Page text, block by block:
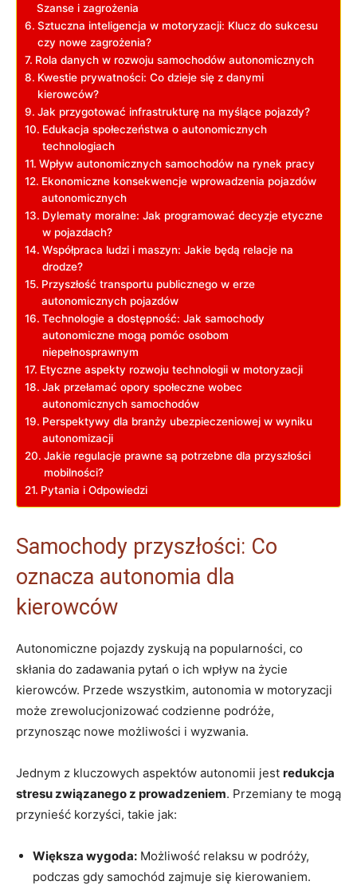
Szanse i zagrożenia
Sztuczna inteligencja w motoryzacji: Klucz do sukcesu
czy nowe zagrożenia?
Rola danych w rozwoju samochodów autonomicznych
Kwestie prywatności: Co dzieje się z danymi
kierowców?
Jak przygotować infrastrukturę na myślące pojazdy?
Edukacja społeczeństwa o autonomicznych
technologiach
Wpływ autonomicznych samochodów na rynek pracy
Ekonomiczne konsekwencje wprowadzenia pojazdów
autonomicznych
Dylematy moralne: Jak programować decyzje etyczne
w pojazdach?
Współpraca ludzi i maszyn: Jakie będą relacje na
drodze?
Przyszłość transportu publicznego w erze
autonomicznych pojazdów
Technologie a dostępność: Jak samochody
autonomiczne mogą pomóc osobom
niepełnosprawnym
Etyczne aspekty rozwoju technologii w motoryzacji
Jak przełamać opory społeczne wobec
autonomicznych samochodów
Perspektywy dla branży ubezpieczeniowej w wyniku
autonomizacji
Jakie regulacje prawne są potrzebne dla przyszłości
mobilności?
Pytania i Odpowiedzi
Samochody przyszłości: Co
oznacza autonomia dla
kierowców
Autonomiczne pojazdy zyskują na popularności, co
skłania do zadawania pytań o ich wpływ na życie
kierowców. Przede wszystkim, autonomia w motoryzacji
może zrewolucjonizować codzienne podróże,
przynosząc nowe możliwości i wyzwania.
Jednym z kluczowych aspektów autonomii jest redukcja
stresu związanego z prowadzeniem. Przemiany te mogą
przynieść korzyści, takie jak:
Większa wygoda: Możliwość relaksu w podróży,
podczas gdy samochód zajmuje się kierowaniem.